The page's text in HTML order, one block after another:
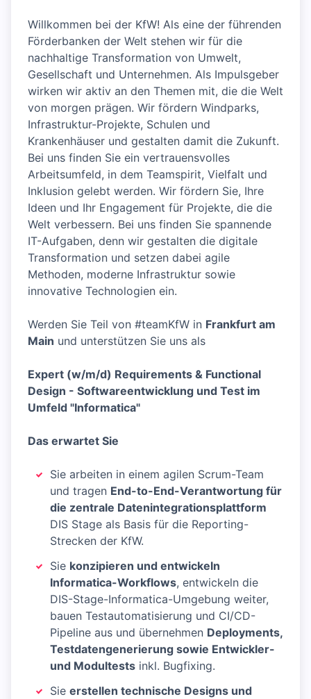
Willkommen bei der KfW! Als eine der führenden
Förderbanken der Welt stehen wir für die
nachhaltige Transformation von Umwelt,
Gesellschaft und Unternehmen. Als Impulsgeber
wirken wir aktiv an den Themen mit, die die Welt
von morgen prägen. Wir fördern Windparks,
Infrastruktur-Projekte, Schulen und
Krankenhäuser und gestalten damit die Zukunft.
Bei uns finden Sie ein vertrauensvolles
Arbeitsumfeld, in dem Teamspirit, Vielfalt und
Inklusion gelebt werden. Wir fördern Sie, Ihre
Ideen und Ihr Engagement für Projekte, die die
Welt verbessern. Bei uns finden Sie spannende
IT-Aufgaben, denn wir gestalten die digitale
Transformation und setzen dabei agile
Methoden, moderne Infrastruktur sowie
innovative Technologien ein.
Werden Sie Teil von #teamKfW in Frankfurt am
Main und unterstützen Sie uns als
Expert (w/m/d) Requirements & Functional
Design - Softwareentwicklung und Test im
Umfeld "Informatica"
Das erwartet Sie
Sie arbeiten in einem agilen Scrum-Team
und tragen End-to-End-Verantwortung für
die zentrale Datenintegrationsplattform
DIS Stage als Basis für die Reporting-
Strecken der KfW.
Sie konzipieren und entwickeln
Informatica-Workflows, entwickeln die
DIS-Stage-Informatica-Umgebung weiter,
bauen Testautomatisierung und CI/CD-
Pipeline aus und übernehmen Deployments,
Testdatengenerierung sowie Entwickler-
und Modultests inkl. Bugfixing.
Sie erstellen technische Designs und